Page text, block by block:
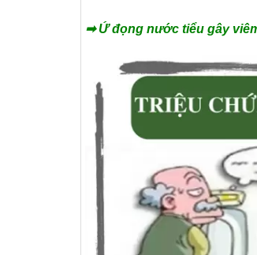
➡ Ứ đọng nước tiểu gây